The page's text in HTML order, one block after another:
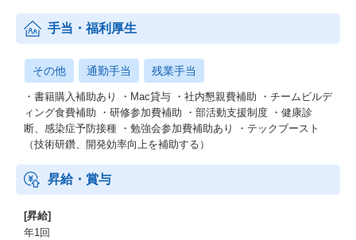
手当・福利厚生
その他 通勤手当 残業手当
・書籍購入補助あり ・Mac貸与 ・社内懇親費補助 ・チームビルデ
ィング食費補助 ・研修参加費補助 ・部活動支援制度 ・健康診
断、感染症予防接種 ・勉強会参加費補助あり ・テックブースト
（技術研鑽、開発効率向上を補助する）
昇給・賞与
[昇給]
年1回